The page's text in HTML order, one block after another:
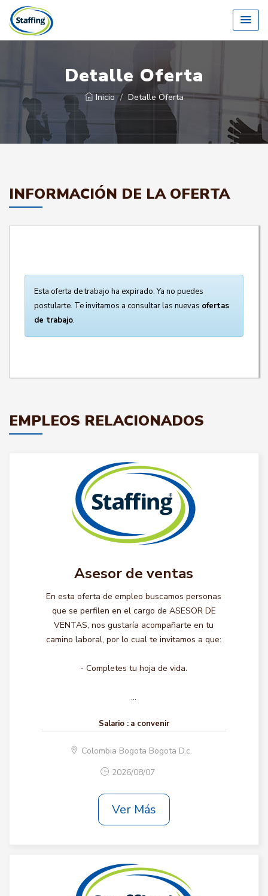
Detalle Oferta
Inicio Detalle Oferta
INFORMACIÓN DE LA OFERTA
Esta oferta de trabajo ha expirado. Ya no puedes
postularte. Te invitamos a consultar las nuevas ofertas
de trabajo.
EMPLEOS RELACIONADOS
Asesor de ventas
En esta oferta de empleo buscamos personas
que se perfilen en el cargo de ASESOR DE
VENTAS, nos gustaría acompañarte en tu
camino laboral, por lo cual te invitamos a que:
- Completes tu hoja de vida.
...
Salario : a convenir
Colombia Bogota Bogota D.c.
2026/08/07
Ver Más